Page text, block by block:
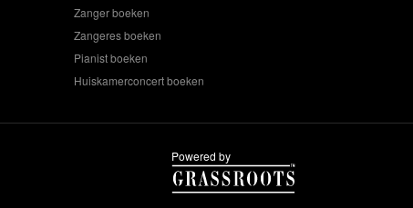
Zanger boeken
Zangeres boeken
Pianist boeken
Huiskamerconcert boeken